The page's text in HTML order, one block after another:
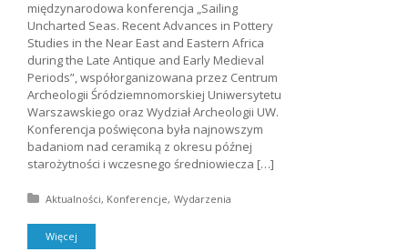
międzynarodowa konferencja „Sailing
Uncharted Seas. Recent Advances in Pottery
Studies in the Near East and Eastern Africa
during the Late Antique and Early Medieval
Periods”, współorganizowana przez Centrum
Archeologii Śródziemnomorskiej Uniwersytetu
Warszawskiego oraz Wydział Archeologii UW.
Konferencja poświęcona była najnowszym
badaniom nad ceramiką z okresu późnej
starożytności i wczesnego średniowiecza […]
Posted in:
Aktualności Konferencje Wydarzenia
Więcej